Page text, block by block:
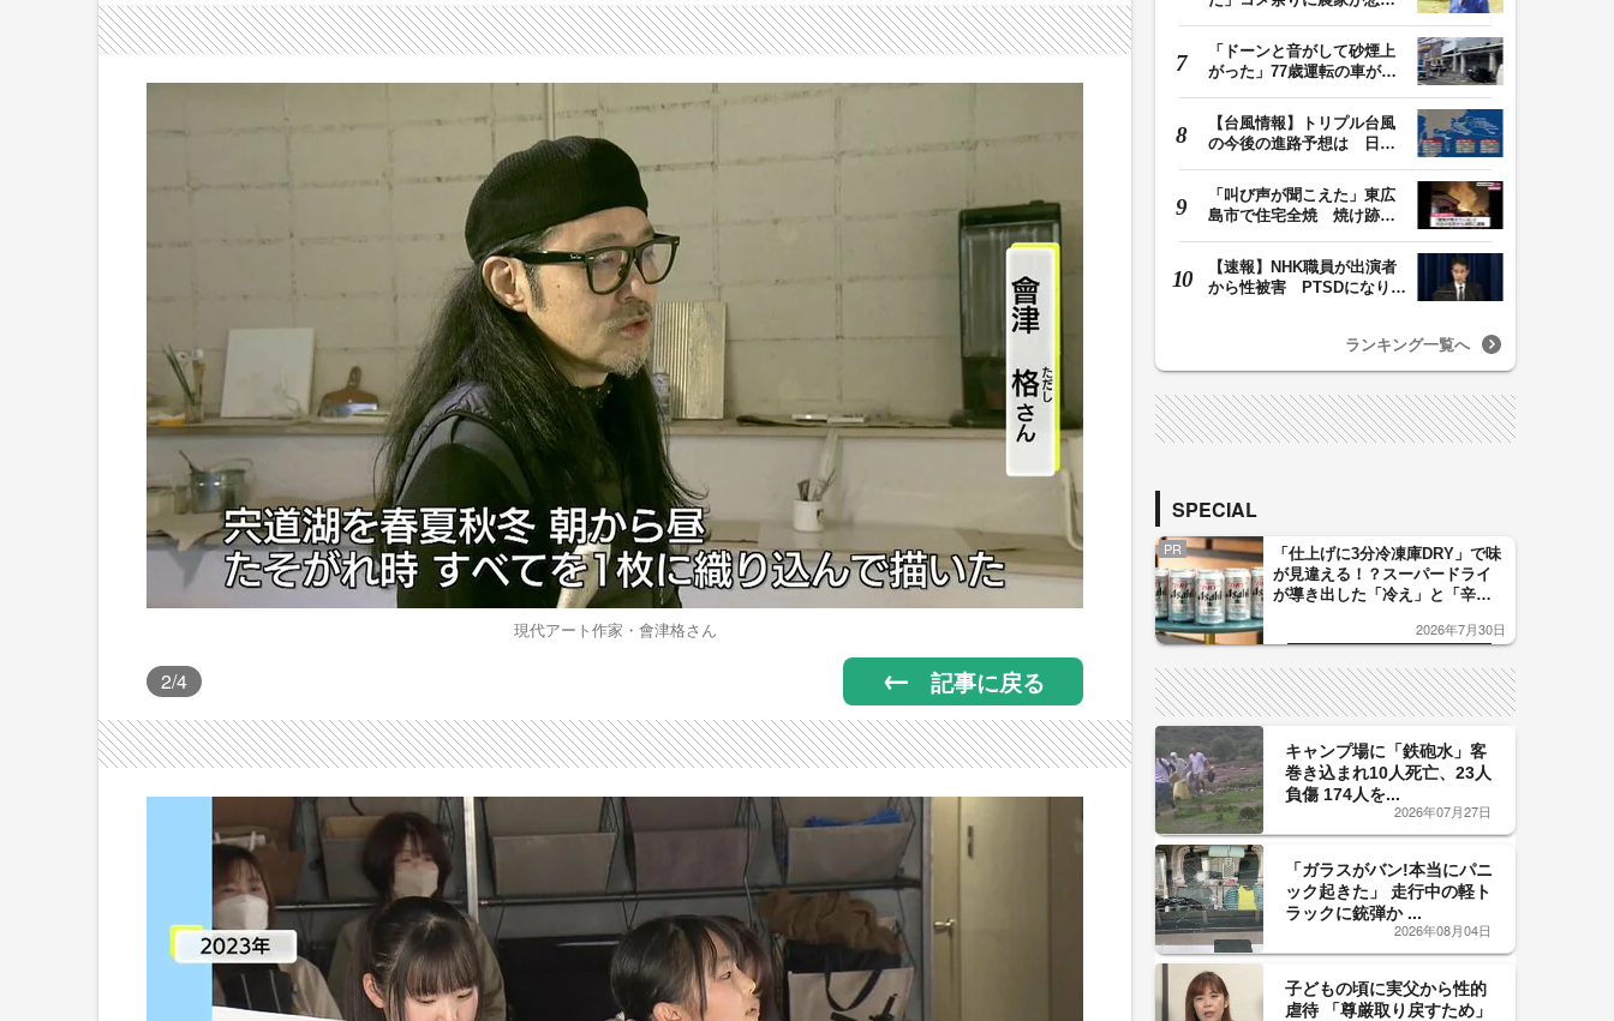
現代アート作家・會津格さん
2/4 記事に戻る
「ドーンと音がして砂煙上
がった」77歳運転の車が立
【台風情報】トリプル台風
の今後の進路予想は 日本
「叫び声が聞こえた」東広
島市で住宅全焼 焼け跡か
【速報】NHK職員が出演者
から性被害 PTSDになり休
ランキング一覧へ
SPECIAL
PR
「仕上げに3分冷凍庫DRY」で味
が見違える！？スーパードライ
が導き出した「冷え」と「辛
した「辛口カーブ」が飲み頃の
2026年7月30日
キャンプ場に「鉄砲水」客
巻き込まれ10人死亡、23人
負傷 174人を...
2026年07月27日
「ガラスがバン!本当にパニ
ック起きた」 走行中の軽ト
ラックに銃弾か ...
2026年08月04日
子どもの頃に実父から性的
虐待 「尊厳取り戻すため」